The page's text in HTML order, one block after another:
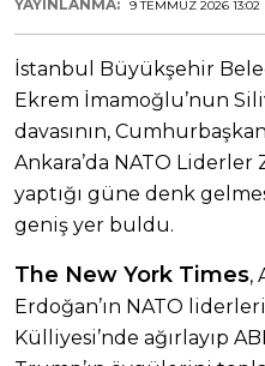
YAYINLANMA: 9 TEMMUZ 2026 13:02
İstanbul Büyükşehir
Ekrem İmamoğlu’nun
davasının,
Ankara’da NATO Liderler
yaptığı güne denk
geniş yer buldu.
The New York Times,
Erdoğan’ın NATO
Külliyesi’nde ağırlayıp